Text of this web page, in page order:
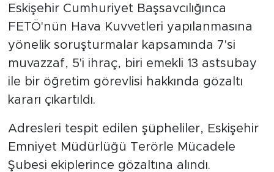
Eskişehir Cumhuriyet Başsavcılığınca
FETÖ'nün Hava Kuvvetleri yapılanmasına
yönelik soruşturmalar kapsamında 7'si
muvazzaf, 5'i ihraç, biri emekli 13 astsubay
ile bir öğretim görevlisi hakkında gözaltı
kararı çıkartıldı.
Adresleri tespit edilen şüpheliler, Eskişehir
Emniyet Müdürlüğü Terörle Mücadele
Şubesi ekiplerince gözaltına alındı.